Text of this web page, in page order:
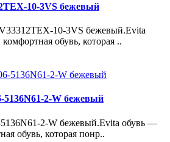
10-3VS бежевый
10-3VS бежевый.Evita
обувь, которая ..
5136N61-2-W бежевый
2-W бежевый.Evita обувь —
обувь, которая понр..